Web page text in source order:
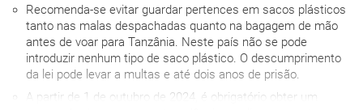
Recomenda-se evitar guardar pertences em sacos plásticos
tanto nas malas despachadas quanto na bagagem de mão
antes de voar para Tanzânia. Neste país não se pode
introduzir nenhum tipo de saco plástico. O descumprimento
da lei pode levar a multas e até dois anos de prisão.
A partir de 1 de outubro de 2024, é obrigatório obter um